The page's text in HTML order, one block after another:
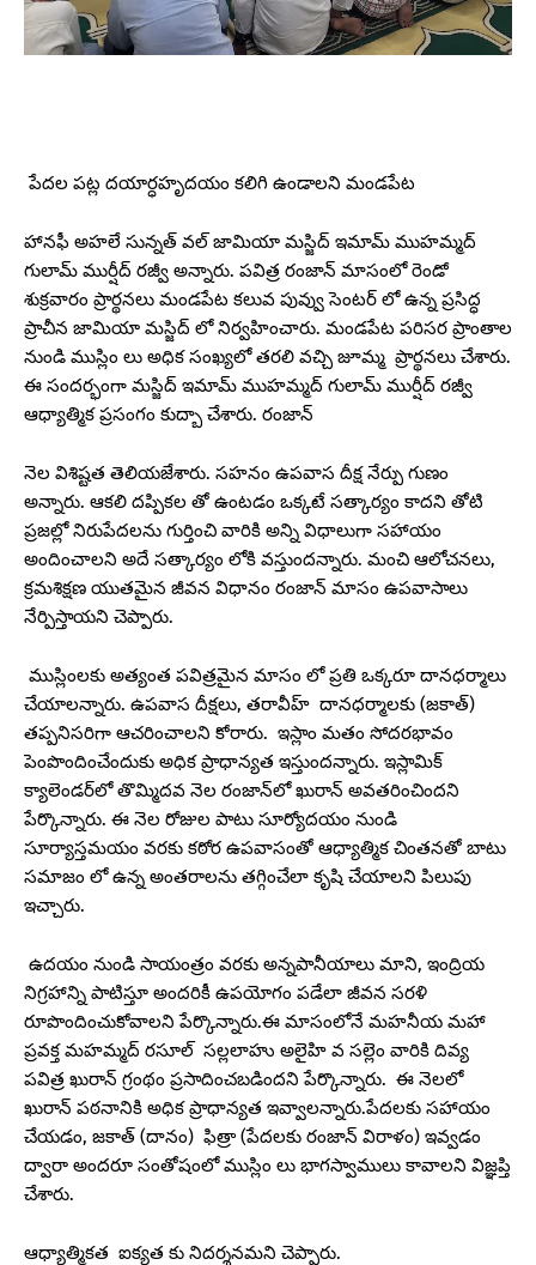
పేదల పట్ల దయార్ధహృదయం కలిగి ఉండాలని మండపేట
హానఫీ అహలే సున్నత్ వల్ జామియా మస్జిద్ ఇమామ్ ముహమ్మద్
గులామ్ ముర్షీద్ రజ్వీ అన్నారు. పవిత్ర రంజాన్ మాసంలో రెండో
శుక్రవారం ప్రార్థనలు మండపేట కలువ పువ్వు సెంటర్ లో ఉన్న ప్రసిద్ధ
ప్రాచీన జామియా మస్జిద్ లో నిర్వహించారు. మండపేట పరిసర ప్రాంతాల
నుండి ముస్లిం లు అధిక సంఖ్యలో తరలి వచ్చి జూమ్మ ప్రార్థనలు చేశారు.
ఈ సందర్భంగా మస్జిద్ ఇమామ్ ముహమ్మద్ గులామ్ ముర్షీద్ రజ్వీ
ఆధ్యాత్మిక ప్రసంగం కుద్బా చేశారు. రంజాన్
నెల విశిష్టత తెలియజేశారు. సహనం ఉపవాస దీక్ష నేర్పు గుణం
అన్నారు. ఆకలి దప్పికల తో ఉంటడం ఒక్కటే సత్కార్యం కాదని తోటి
ప్రజల్లో నిరుపేదలను గుర్తించి వారికి అన్ని విధాలుగా సహాయం
అందించాలని అదే సత్కార్యం లోకి వస్తుందన్నారు. మంచి ఆలోచనలు,
క్రమశిక్షణ యుతమైన జీవన విధానం రంజాన్ మాసం ఉపవాసాలు
నేర్పిస్తాయని చెప్పారు.
ముస్లింలకు అత్యంత పవిత్రమైన మాసం లో ప్రతి ఒక్కరూ దానధర్మాలు
చేయాలన్నారు. ఉపవాస దీక్షలు, తరావీహ్ దానధర్మాలకు (జకాత్)
తప్పనిసరిగా ఆచరించాలని కోరారు. ఇస్లాం మతం సోదరభావం
పెంపొందించేందుకు అధిక ప్రాధాన్యత ఇస్తుందన్నారు. ఇస్లామిక్
క్యాలెండర్‌లో తొమ్మిదవ నెల రంజాన్‌లో ఖురాన్ అవతరించిందని
పేర్కొన్నారు. ఈ నెల రోజుల పాటు సూర్యోదయం నుండి
సూర్యాస్తమయం వరకు కఠోర ఉపవాసంతో ఆధ్యాత్మిక చింతనతో బాటు
సమాజం లో ఉన్న అంతరాలను తగ్గించేలా కృషి చేయాలని పిలుపు
ఇచ్చారు.
ఉదయం నుండి సాయంత్రం వరకు అన్నపానీయాలు మాని, ఇంద్రియ
నిగ్రహాన్ని పాటిస్తూ అందరికీ ఉపయోగం పడేలా జీవన సరళి
రూపొందించుకోవాలని పేర్కొన్నారు.ఈ మాసంలోనే మహనీయ మహా
ప్రవక్త మహమ్మద్‌ రసూల్ సల్లలాహు అలైహి వ సల్లెం వారికి దివ్య
పవిత్ర ఖురాన్ గ్రంథం ప్రసాదించబడిందని పేర్కొన్నారు. ఈ నెలలో
ఖురాన్ పఠనానికి అధిక ప్రాధాన్యత ఇవ్వాలన్నారు.పేదలకు సహాయం
చేయడం, జకాత్ (దానం) ఫిత్రా (పేదలకు రంజాన్ విరాళం) ఇవ్వడం
ద్వారా అందరూ సంతోషంలో ముస్లిం లు భాగస్వాములు కావాలని విజ్ఞప్తి
చేశారు.
ఆధ్యాత్మికత ఐక్యత కు నిదర్శనమని చెప్పారు.